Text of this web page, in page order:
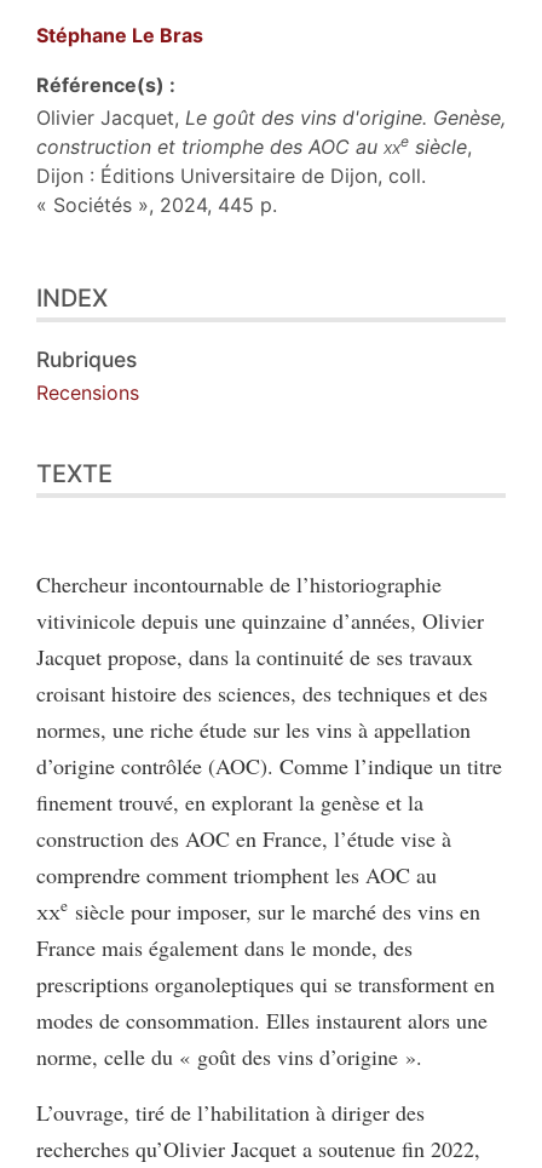
Stéphane Le Bras
Référence(s) :
Olivier Jacquet, Le goût des vins d'origine. Genèse,
construction et triomphe des AOC au xxe siècle,
Dijon : Éditions Universitaire de Dijon, coll.
« Sociétés », 2024, 445 p.
Texte
Citer cet article
Auteur
INDEX
Rubriques
Recensions
TEXTE
Chercheur incontournable de l’historiographie
vitivinicole depuis une quinzaine d’années, Olivier
Jacquet propose, dans la continuité de ses travaux
croisant histoire des sciences, des techniques et des
normes, une riche étude sur les vins à appellation
d’origine contrôlée (AOC). Comme l’indique un titre
finement trouvé, en explorant la genèse et la
construction des AOC en France, l’étude vise à
comprendre comment triomphent les AOC au
xxe siècle pour imposer, sur le marché des vins en
France mais également dans le monde, des
prescriptions organoleptiques qui se transforment en
modes de consommation. Elles instaurent alors une
norme, celle du « goût des vins d’origine ».
L’ouvrage, tiré de l’habilitation à diriger des
recherches qu’Olivier Jacquet a soutenue fin 2022,